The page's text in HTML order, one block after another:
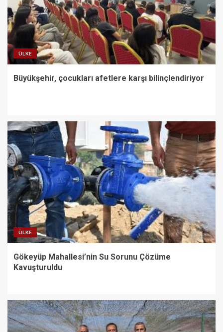
ÜLKE
Büyükşehir, çocukları afetlere karşı bilinçlendiriyor
ÜLKE
Gökeyüp Mahallesi’nin Su Sorunu Çözüme
Kavuşturuldu